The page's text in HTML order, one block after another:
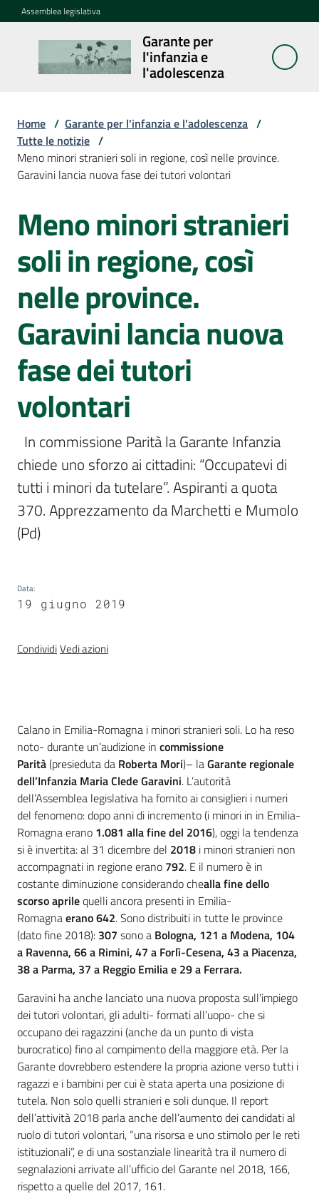
Vai al contenuto
Vai alla navigazione
Vai al footer
Assemblea legislativa
Garante per
l'infanzia e
l'adolescenza
Garante per
l'infanzia e
l'adolescenza
Cosa
fa
Agenda
Assemblea
dei
ragazzi
e
delle
ragazze
Assemblea
legislativa
Assemblea
Argomenti
Home / Garante per l'infanzia e l'adolescenza /
Tutte le notizie /
Meno minori stranieri soli in regione, così nelle province.
Garavini lancia nuova fase dei tutori volontari
Salta al contenuto
Meno minori stranieri
soli in regione, così
nelle province.
Garavini lancia nuova
fase dei tutori
volontari
chiede uno sforzo ai cittadini: “Occupatevi di
tutti i minori da tutelare”. Aspiranti a quota
370. Apprezzamento da Marchetti e Mumolo
(Pd)
Data:
19 giugno 2019
CondividiVedi azioni
Introduzione
Calano in Emilia-Romagna i minori stranieri soli. Lo ha reso
noto- durante un’audizione in commissione
Parità(presieduta da Roberta Mori)– laGarante regionale
dell’Infanzia Maria Clede Garavini. L’autorità
dell’Assemblea legislativa ha fornito ai consiglieri i numeri
del fenomeno: dopo anni di incremento (i minori in in Emilia-
Romagna erano 1.081 alla fine del 2016), oggi la tendenza
si è invertita: al 31 dicembre del 2018 i minori stranieri non
accompagnati in regione erano 792. E il numero è in
costante diminuzione considerando chealla fine dello
scorso aprilequelli ancora presenti in Emilia-
Romagnaerano 642. Sono distribuiti in tutte le province
(dato fine 2018): 307 sono a Bologna, 121 a Modena, 104
a Ravenna, 66 a Rimini, 47 a Forlì-Cesena, 43 a Piacenza,
38 a Parma, 37 a Reggio Emilia e 29 a Ferrara.
Garavini ha anche lanciato una nuova proposta sull’impiego
dei tutori volontari, gli adulti- formati all’uopo- che si
occupano dei ragazzini (anche da un punto di vista
burocratico) fino al compimento della maggiore età. Per la
Garante dovrebbero estendere la propria azione verso tutti i
ragazzi e i bambini per cui è stata aperta una posizione di
tutela. Non solo quelli stranieri e soli dunque. Il report
dell’attività 2018 parla anche dell’aumento dei candidati al
ruolo di tutori volontari, “una risorsa e uno stimolo per le reti
istituzionali”, e di una sostanziale linearità tra il numero di
segnalazioni arrivate all’ufficio del Garante nel 2018, 166,
rispetto a quelle del 2017, 161.